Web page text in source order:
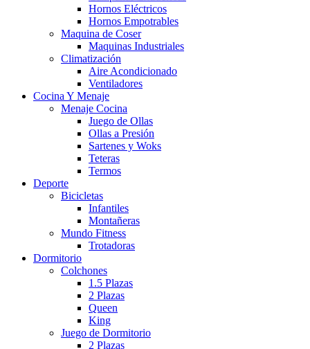
Hornos Eléctricos
Hornos Empotrables
Maquina de Coser
Maquinas Industriales
Climatización
Aire Acondicionado
Ventiladores
Cocina Y Menaje
Menaje Cocina
Juego de Ollas
Ollas a Presión
Sartenes y Woks
Teteras
Termos
Deporte
Bicicletas
Infantiles
Montañeras
Mundo Fitness
Trotadoras
Dormitorio
Colchones
1.5 Plazas
2 Plazas
Queen
King
Juego de Dormitorio
2 Plazas